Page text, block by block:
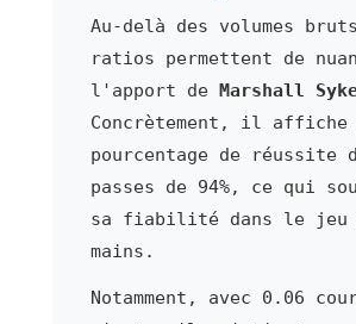
Au-delà des volumes
ratios permettent de
l'apport de Marshall
Concrètement, il affiche
pourcentage de réussite
passes de 94%, ce qui
sa fiabilité dans le jeu
mains.
Notamment, avec 0.06